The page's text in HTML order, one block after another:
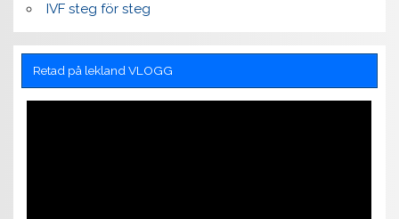
IVF steg för steg
Retad på lekland VLOGG